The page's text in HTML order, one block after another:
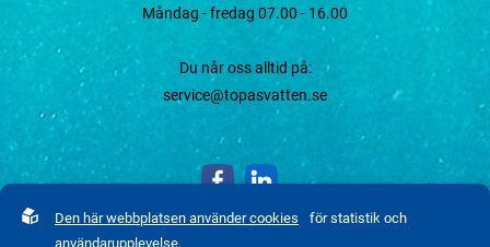
Måndag - fredag 07.00 - 16.00
Du når oss alltid på:
service@topasvatten.se
Den här webbplatsen använder cookies
för statistik och
användarupplevelse.